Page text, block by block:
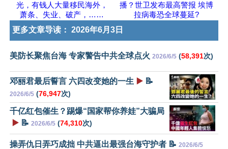
光，有钱人大量移民海外，
萧条、失业、破产，……
播？世卫发布最高警报 埃博
拉病毒恐全球蔓延?
更多文章导读： 2026年6月3日
美防长聚焦台海 专家警告中共全球点火 2026/6/5 (58,391次)
邓丽君最后誓言 六四改变她的一生 ▶️ 📝
2026/6/5 (76,947次)
千亿红包催生？踢爆“国家帮你养娃”大骗局
▶️ 📝 2026/6/5 (74,310次)
操弄仇日弄巧成拙 中共逼出最强台海守护者 📝 2026/6/5